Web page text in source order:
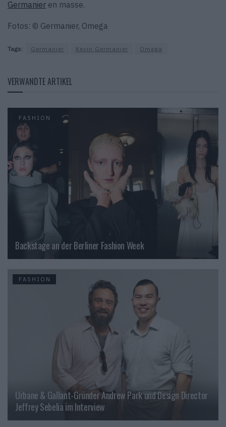
Germanier en masse.
Fotos: © Germanier, Omega
Tags: Germanier Kevin Germanier Omega
VERWANDTE ARTIKEL
FASHION
Backstage an der Berliner Fashion Week
FASHION
Urbane & Gallant-Gründer Andrew Park und Design Director
Jeffrey Sebelia im Interview